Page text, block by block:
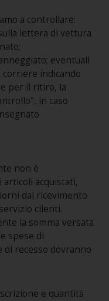
a controllare:
lettera di vettura
eventuali
corriere indicando
per il ritiro, la
in caso
non è
acquistati,
dal ricevimento
clienti.
la somma versata
spese di
di recesso dovranno
e quantità